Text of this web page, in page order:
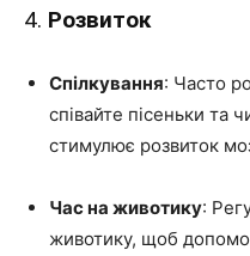
4. Розвиток
Спілкування: Часто
співайте пісеньки та
стимулює розвиток
Час на животику:
животику, щоб